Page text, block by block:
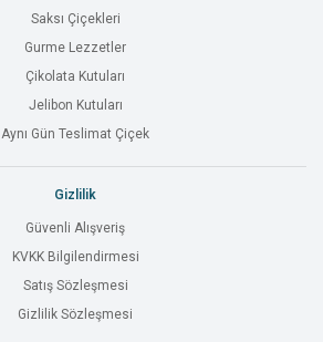
Saksı Çiçekleri
Gurme Lezzetler
Çikolata Kutuları
Jelibon Kutuları
Aynı Gün Teslimat Çiçek
Gizlilik
Güvenli Alışveriş
KVKK Bilgilendirmesi
Satış Sözleşmesi
Gizlilik Sözleşmesi